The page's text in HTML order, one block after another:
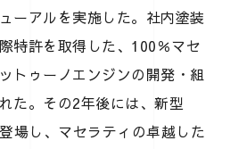
ーアルを実施した。社内塗装
特許を取得した、100％マセ
トゥーノエンジンの開発・組
た。その2年後には、新型
場し、マセラティの卓越した